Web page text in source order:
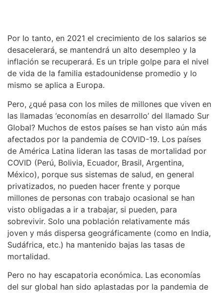
Por lo tanto, en 2021 el crecimiento de los salarios se
desacelerará, se mantendrá un alto desempleo y la
inflación se recuperará. Es un triple golpe para el nivel
de vida de la familia estadounidense promedio y lo
mismo se aplica a Europa.
Pero, ¿qué pasa con los miles de millones que viven en
las llamadas ‘economías en desarrollo’ del llamado Sur
Global? Muchos de estos países se han visto aún más
afectados por la pandemia de COVID-19. Los países
de América Latina lideran las tasas de mortalidad por
COVID (Perú, Bolivia, Ecuador, Brasil, Argentina,
México), porque sus sistemas de salud, en general
privatizados, no pueden hacer frente y porque
millones de personas con trabajo ocasional se han
visto obligadas a ir a trabajar, si pueden, para
sobrevivir. Solo una población relativamente más
joven y más dispersa geográficamente (como en India,
Sudáfrica, etc.) ha mantenido bajas las tasas de
mortalidad.
Pero no hay escapatoria económica. Las economías
del sur global han sido aplastadas por la pandemia de